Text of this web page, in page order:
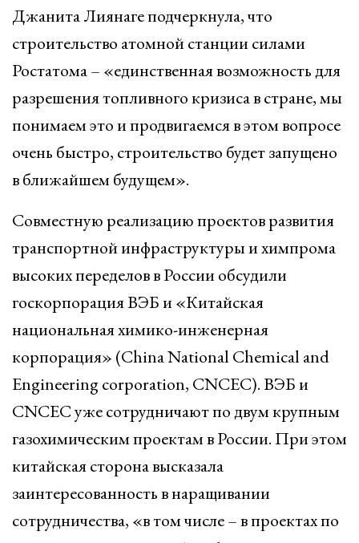
Джанита Лиянаге подчеркнула, что
строительство атомной станции силами
Ростатома – «единственная возможность для
разрешения топливного кризиса в стране, мы
понимаем это и продвигаемся в этом вопросе
очень быстро, строительство будет запущено
в ближайшем будущем».
Совместную реализацию проектов развития
транспортной инфраструктуры и химпрома
высоких переделов в России обсудили
госкорпорация ВЭБ и «Китайская
национальная химико-инженерная
корпорация» (China National Chemical and
Engineering corporation, CNCEC). ВЭБ и
CNСEC уже сотрудничают по двум крупным
газохимическим проектам в России. При этом
китайская сторона высказала
заинтересованность в наращивании
сотрудничества, «в том числе – в проектах по